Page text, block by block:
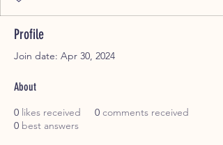
Profile
Join date: Apr 30, 2024
About
0 likes received 0 comments received
0 best answers